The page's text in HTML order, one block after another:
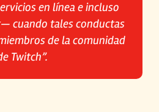
en línea e incluso
cuando tales conductas
de la comunidad
Twitch”.